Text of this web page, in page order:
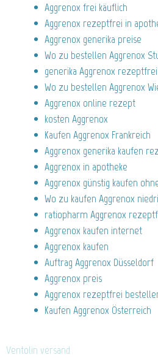
Aggrenox frei käuflich
Aggrenox rezeptfrei in
Aggrenox generika preise
Wo zu bestellen Aggrenox
generika Aggrenox
Wo zu bestellen Aggrenox
Aggrenox online rezept
kosten Aggrenox
Kaufen Aggrenox Frankreich
Aggrenox generika kaufen
Aggrenox in apotheke
Aggrenox günstig kaufen
Wo zu kaufen Aggrenox
ratiopharm Aggrenox
Aggrenox kaufen internet
Aggrenox kaufen
Auftrag Aggrenox Düsseldorf
Aggrenox preis
Aggrenox rezeptfrei
Kaufen Aggrenox Österreich
Ventolin versand